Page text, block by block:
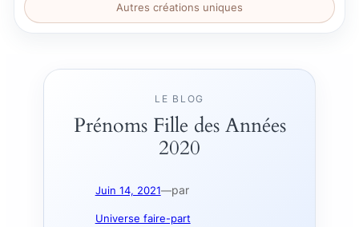
Autres créations uniques
LE BLOG
Prénoms Fille des Années
2020
Juin 14, 2021—par
Universe faire-part